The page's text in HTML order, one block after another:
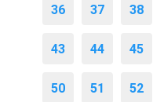
36 37 38
43 44 45
50 51 52